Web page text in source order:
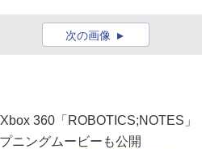
次の画像
360「ROBOTICS;NOTES」
ニングムービーも公開